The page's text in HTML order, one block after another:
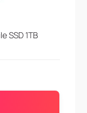
SSD 1TB